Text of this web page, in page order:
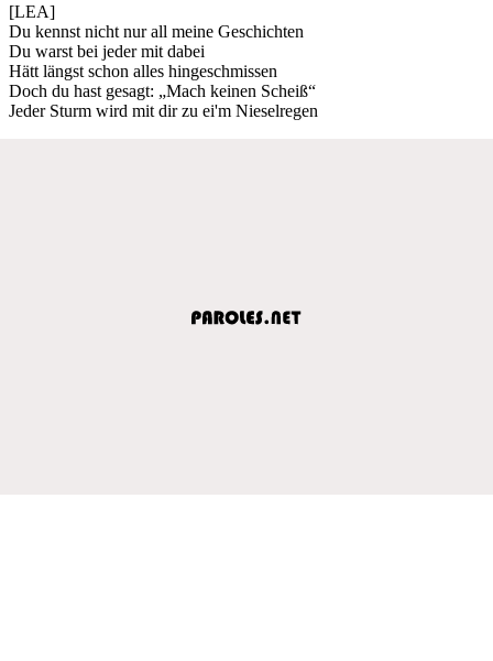
[LEA]
Du kennst nicht nur all meine Geschichten
Du warst bei jeder mit dabei
Hätt längst schon alles hingeschmissen
Doch du hast gesagt: „Mach keinen Scheiß“
Jeder Sturm wird mit dir zu ei'm Nieselregen